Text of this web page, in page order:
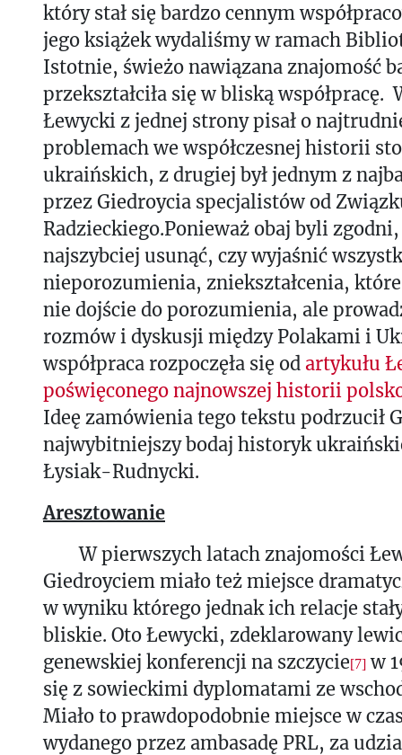
który stał się bardzo cennym
jego książek wydaliśmy w ramach
Istotnie, świeżo nawiązana znajomość
przekształciła się w bliską współpracę.
Łewycki z jednej strony pisał o
problemach we współczesnej historii
ukraińskich, z drugiej był jednym z
przez Giedroycia specjalistów od
Radzieckiego.Ponieważ obaj byli
najszybciej usunąć, czy wyjaśnić
nieporozumienia, zniekształcenia,
nie dojście do porozumienia, ale
rozmów i dyskusji między Polakami i
współpraca rozpoczęła się od artykułu
poświęconego najnowszej historii
Ideę zamówienia tego tekstu podrzucił
najwybitniejszy bodaj historyk
Łysiak-Rudnycki.
Aresztowanie
W pierwszych latach znajomości
Giedroyciem miało też miejsce
w wyniku którego jednak ich relacje
bliskie. Oto Łewycki, zdeklarowany
genewskiej konferencji na szczycie[7] w
się z sowieckimi dyplomatami ze
Miało to prawdopodobnie miejsce w
wydanego przez ambasadę PRL, za